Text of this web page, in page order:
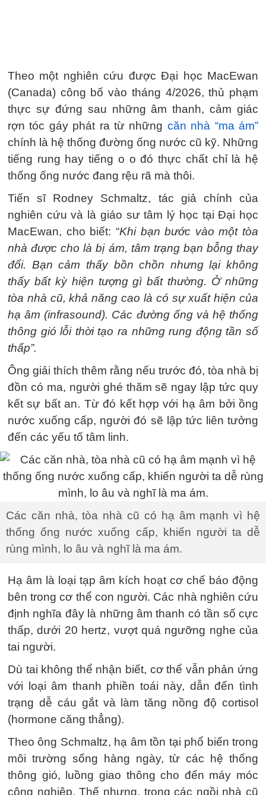
Theo một nghiên cứu được Đại học MacEwan
(Canada) công bố vào tháng 4/2026, thủ phạm
thực sự đứng sau những âm thanh, cảm giác
rợn tóc gáy phát ra từ những căn nhà “ma ám”
chính là hệ thống đường ống nước cũ kỹ. Những
tiếng rung hay tiếng o o đó thực chất chỉ là hệ
thống ống nước đang rệu rã mà thôi.
Tiến sĩ Rodney Schmaltz, tác giả chính của
nghiên cứu và là giáo sư tâm lý học tại Đại học
MacEwan, cho biết: “Khi bạn bước vào một tòa
nhà được cho là bị ám, tâm trạng bạn bỗng thay
đổi. Bạn cảm thấy bồn chồn nhưng lại không
thấy bất kỳ hiện tượng gì bất thường. Ở những
tòa nhà cũ, khả năng cao là có sự xuất hiện của
hạ âm (infrasound). Các đường ống và hệ thống
thông gió lỗi thời tạo ra những rung động tần số
thấp”.
Ông giải thích thêm rằng nếu trước đó, tòa nhà bị
đồn có ma, người ghé thăm sẽ ngay lập tức quy
kết sự bất an. Từ đó kết hợp với hạ âm bởi ồng
nước xuống cấp, người đó sẽ lập tức liên tưởng
đến các yếu tố tâm linh.
Các căn nhà, tòa nhà cũ có hạ âm mạnh vì hệ
thống ống nước xuống cấp, khiến người ta dễ
rùng mình, lo âu và nghĩ là ma ám.
Hạ âm là loại tạp âm kích hoạt cơ chế báo động
bên trong cơ thể con người. Các nhà nghiên cứu
định nghĩa đây là những âm thanh có tần số cực
thấp, dưới 20 hertz, vượt quá ngưỡng nghe của
tai người.
Dù tai không thể nhận biết, cơ thể vẫn phản ứng
với loại âm thanh phiền toái này, dẫn đến tình
trạng dễ cáu gắt và làm tăng nồng độ cortisol
(hormone căng thẳng).
Theo ông Schmaltz, hạ âm tồn tại phổ biến trong
môi trường sống hàng ngày, từ các hệ thống
thông gió, luồng giao thông cho đến máy móc
công nghiệp. Thế nhưng, trong các ngồi nhà cũ